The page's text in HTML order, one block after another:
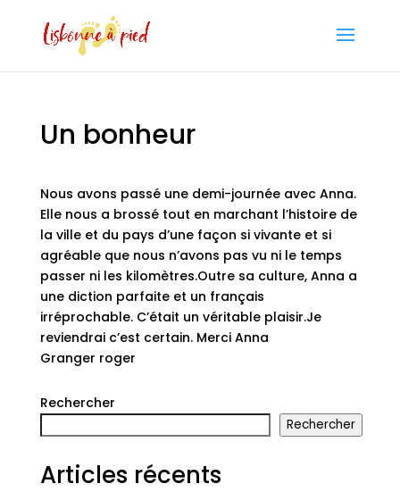
Un bonheur
Nous avons passé une demi-journée avec Anna.
Elle nous a brossé tout en marchant l’histoire de
la ville et du pays d’une façon si vivante et si
agréable que nous n’avons pas vu ni le temps
passer ni les kilomètres.Outre sa culture, Anna a
une diction parfaite et un français
irréprochable. C’était un véritable plaisir.Je
reviendrai c’est certain. Merci Anna
Granger roger
Rechercher
Rechercher
Articles récents